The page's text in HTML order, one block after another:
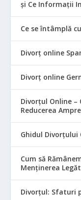
și Ce Informații
Ce se întâmplă
Divorț online
Divorț online
Divorțul Online –
Reducerea
Ghidul Divorțului
Cum să
Menținerea
Divorțul: Sfaturi